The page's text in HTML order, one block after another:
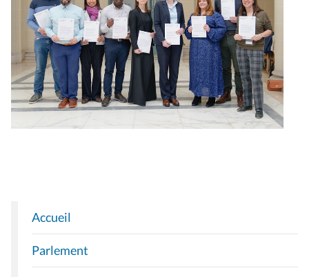
N
A
V
I
Parlement
Le mot du Président